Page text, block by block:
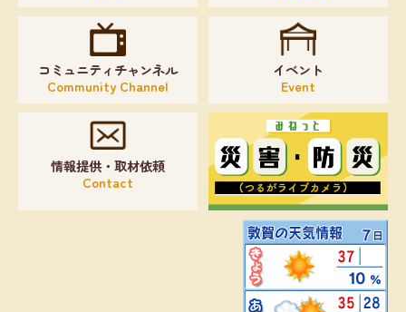
コミュニティチャンネル
Community Channel
イベント
Event
情報提供・取材依頼
Contact